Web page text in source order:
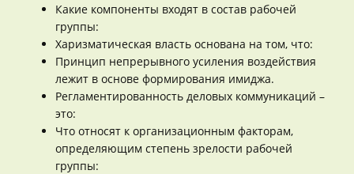
Какие компоненты входят в состав рабочей
группы:
Харизматическая власть основана на том, что:
Принцип непрерывного усиления воздействия
лежит в основе формирования имиджа.
Регламентированность деловых коммуникаций –
это:
Что относят к организационным факторам,
определяющим степень зрелости рабочей
группы: